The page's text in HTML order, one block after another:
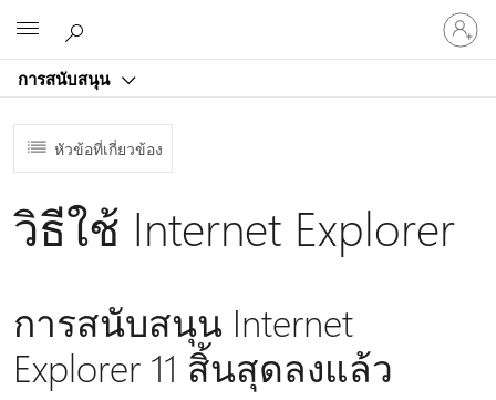
การสนับสนุน
ลงชื่อ
เข้า
บัญชี
หัวข้อที่เกี่ยวข้อง
วิธีใช้ Internet Explorer
การสนับสนุน Internet
Explorer 11 สิ้นสุดลงแล้ว